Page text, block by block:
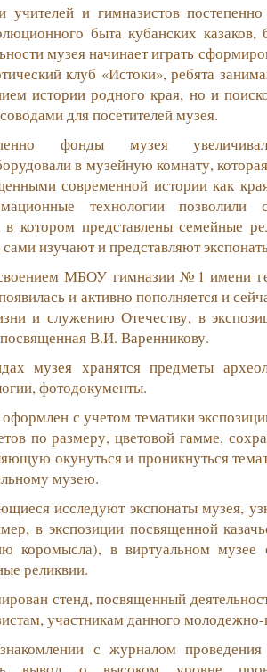
учителей и гимназистов
быта кубанских
музея начинает играть
клуб «Истоки», ребята
истории родного края, но и
для посетителей музея.
фонды музея
в музейную комнату,
современной истории как
технологии позволили
в котором представлены семейные
сами изучают и представляют
МБОУ гимназии №1 имени
и активно пополняется и
и служению Отечеству, в
В.И. Варенникову.
музея хранятся предметы
фотодокументы.
с учетом тематики
по размеру, цветовой гамме,
окунуться и проникнуться
музею.
исследуют экспонаты музея,
в экспозиции посвященной
коромысла), в виртуальном музее
реликвии.
стенд, посвященный
участникам данного
с журналом